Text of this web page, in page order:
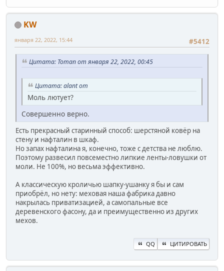
KW
#5412
января 22, 2022, 15:44
Цитата: Toman от января 22, 2022, 00:45
Цитата: alant от
Моль лютует?
Совершенно верно.
Есть прекрасный старинный способ: шерстяной ковёр на
стену и нафталин в шкаф.
Но запах нафталина я, конечно, тоже с детства не люблю.
Поэтому развесил повсеместно липкие ленты-ловушки от
моли. Не 100%, но весьма эффективно.
А классическую кроличью шапку-ушанку я бы и сам
приобрёл, но нету: меховая наша фабрика давно
накрылась приватизацией, а самопальные все
деревенского фасону, да и преимущественно из других
мехов.
QQ ЦИТИРОВАТЬ